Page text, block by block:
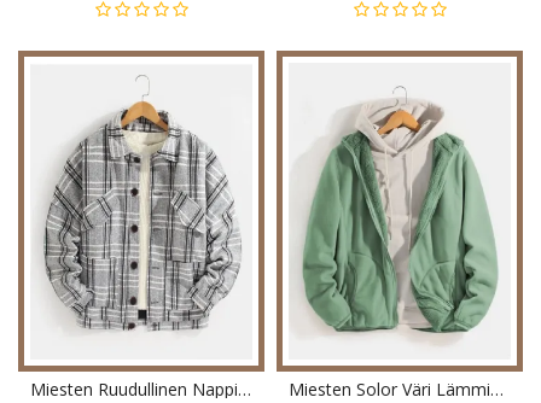
Miesten Ruudullinen Nappi Lämmin Pitkähihainen Tasku Villatakki
Miesten Solor Väri Lämmin Fleece Käännettävä Jalusta Kaulus Takki Taskulla